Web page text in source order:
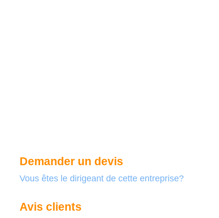
Demander un devis
Vous êtes le dirigeant de cette entreprise?
Avis clients